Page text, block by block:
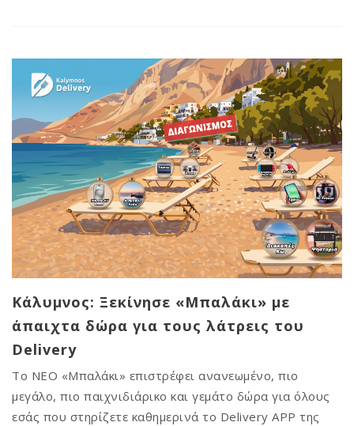
Κάλυμνος: Ξεκίνησε «Μπαλάκι» με
άπαιχτα δώρα για τους λάτρεις του
Delivery
Το ΝΕΟ «Μπαλάκι» επιστρέφει ανανεωμένο, πιο
μεγάλο, πιο παιχνιδιάρικο και γεμάτο δώρα για όλους
εσάς που στηρίζετε καθημερινά το Delivery APP της